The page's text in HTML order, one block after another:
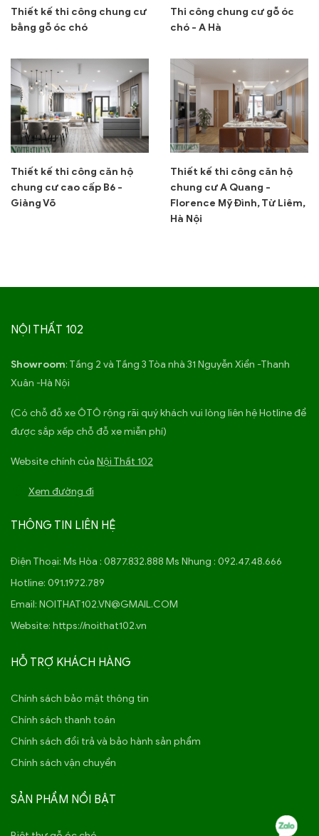
Thiết kế thi công chung cư
bằng gỗ óc chó
Thi công chung cư gỗ óc
chó - A Hà
Thiết kế thi công căn hộ
chung cư cao cấp B6 -
Giảng Võ
Thiết kế thi công căn hộ
chung cư A Quang -
Florence Mỹ Đình, Từ Liêm,
Hà Nội
NỘI THẤT 102
Showroom: Tầng 2 và Tầng 3 Tòa nhà 31 Nguyễn Xiển -Thanh
Xuân -Hà Nội
(Có chỗ đỗ xe ÔTÔ rộng rãi quý khách vui lòng liên hệ Hotline để
được sắp xếp chỗ đỗ xe miễn phí)
Website chính của Nội Thất 102
Xem đường đi
THÔNG TIN LIÊN HỆ
Điện Thoại: Ms Hòa : 0877.832.888 Ms Nhung : 092.47.48.666
Hotline: 091.1972.789
Email: NOITHAT102.VN@GMAIL.COM
Website: https://noithat102.vn
HỖ TRỢ KHÁCH HÀNG
Chính sách bảo mật thông tin
Chính sách thanh toán
Chính sách đổi trả và bảo hành sản phẩm
Chính sách vận chuyển
SẢN PHẨM NỔI BẬT